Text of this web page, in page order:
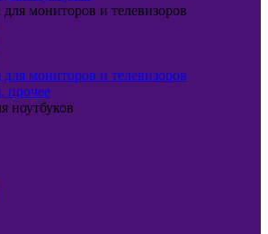
мониторов и телевизоров
мониторов и телевизоров
прочее
ноутбуков